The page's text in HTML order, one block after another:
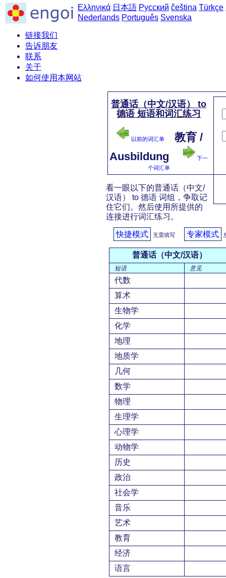
Ελληνικά 日本語 Русский čeština Türkçe
Nederlands Português Svenska
链接我们
告诉朋友
联系
关于
如何使用本网站
普通话（中文/汉语） to
德语 短语和词汇练习
以前的词汇单
教育 /
Ausbildung
下一
个词汇单
看一眼以下的普通话（中文/
汉语） to 德语 词组，争取记
住它们。然后使用所提供的
连接进行词汇练习。
快捷模式 无需填写 专家模式
普通话（中文/汉语）
短语 意见
代数
算术
生物学
化学
地理
地质学
几何
数学
物理
生理学
心理学
动物学
历史
政治
社会学
音乐
艺术
教育
经济
语言